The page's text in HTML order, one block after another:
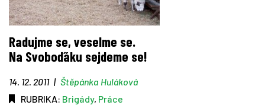
Radujme se, veselme se.
Na Svoboďáku sejdeme se!
14. 12. 2011 | Štěpánka Huláková
RUBRIKA: Brigády, Práce